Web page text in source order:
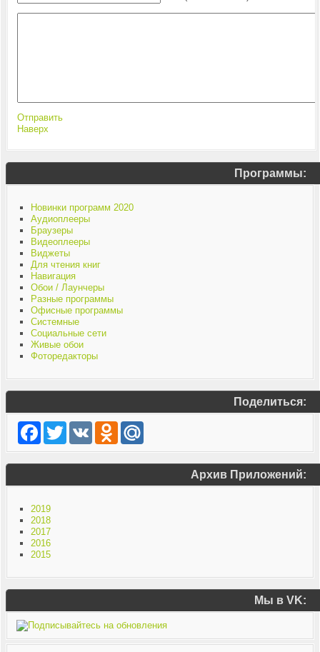
Отправить
Наверх
Программы:
Новинки программ 2020
Аудиоплееры
Браузеры
Видеоплееры
Виджеты
Для чтения книг
Навигация
Обои / Лаунчеры
Разные программы
Офисные программы
Системные
Социальные сети
Живые обои
Фоторедакторы
Поделиться:
Facebook
TwitterVK Odnoklassniki
Mail.Ru
Архив Приложений:
2019
2018
2017
2016
2015
Мы в VK: